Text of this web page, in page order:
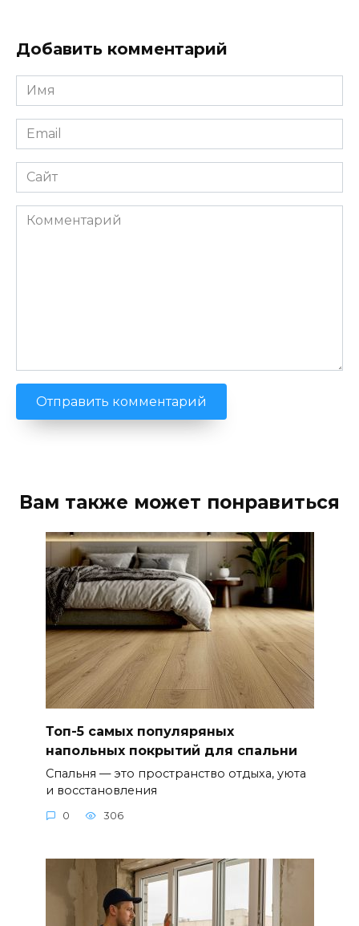
Добавить комментарий
Имя
*
Email
*
Сайт
Комментарий
Вам также может понравиться
Топ-5 самых популяряных
напольных покрытий для спальни
Спальня — это пространство отдыха, уюта
и восстановления
0 306